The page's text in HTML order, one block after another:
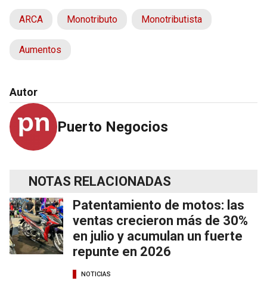
ARCA Monotributo Monotributista
Aumentos
Autor
Puerto Negocios
NOTAS RELACIONADAS
Patentamiento de motos: las
ventas crecieron más de 30%
en julio y acumulan un fuerte
repunte en 2026
NOTICIAS